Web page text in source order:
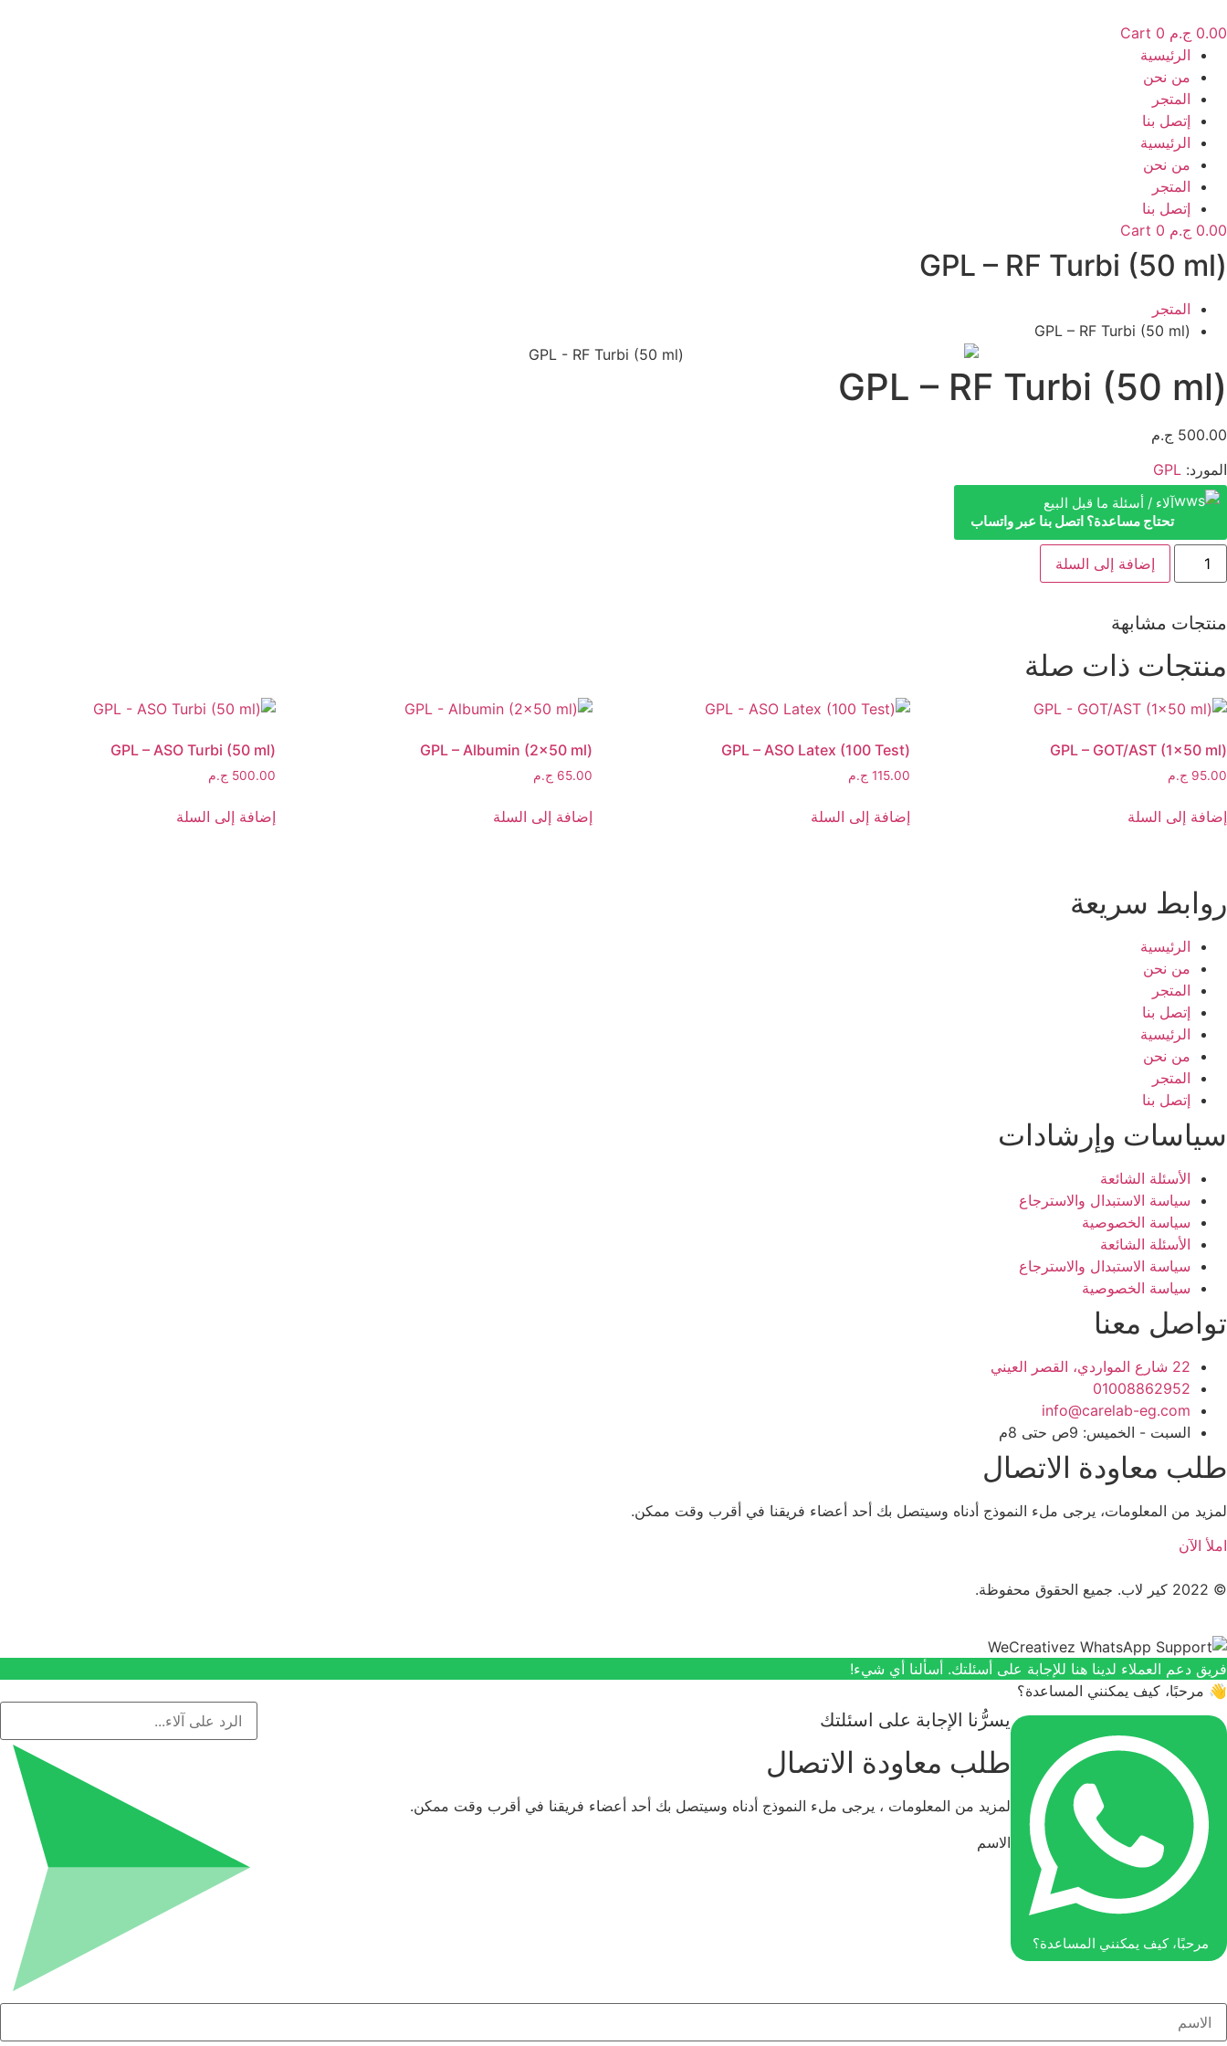
to
content
0.00 ج.م 0
Cart
الرئيسية
من نحن
المتجر
إتصل بنا
الرئيسية
من نحن
المتجر
إتصل بنا
0.00 ج.م 0
Cart
GPL – RF Turbi (50 ml)
المتجر
GPL – RF Turbi (50 ml)
GPL – RF Turbi (50 ml)
500.00 ج.م
المورد: GPL
آلاء / أسئلة ما قبل البيع
تحتاج مساعدة؟ اتصل بنا عبر واتساب
كمية
GPL
-
(50
إضافة إلى السلة
منتجات مشابهة
منتجات ذات صلة
GPL – GOT/AST (1×50 ml)
95.00 ج.م
إضافة إلى السلة
GPL – ASO Latex (100 Test)
115.00 ج.م
إضافة إلى السلة
GPL – Albumin (2×50 ml)
65.00 ج.م
إضافة إلى السلة
GPL – ASO Turbi (50 ml)
500.00 ج.م
إضافة إلى السلة
روابط سريعة
الرئيسية
من نحن
المتجر
إتصل بنا
الرئيسية
من نحن
المتجر
إتصل بنا
سياسات وإرشادات
الأسئلة الشائعة
سياسة الاستبدال والاسترجاع
سياسة الخصوصية
الأسئلة الشائعة
سياسة الاستبدال والاسترجاع
سياسة الخصوصية
تواصل معنا
22 شارع المواردي، القصر العيني
01008862952
info@carelab-eg.com
السبت - الخميس: 9ص حتى 8م
طلب معاودة الاتصال
لمزيد من المعلومات، يرجى ملء النموذج أدناه وسيتصل بك أحد أعضاء فريقنا في أقرب وقت ممكن.
املأ الآن
© 2022 كير لاب. جميع الحقوق محفوظة.
فريق دعم العملاء لدينا هنا للإجابة على أسئلتك. أسألنا أي شيء!
👋 مرحبًا، كيف يمكنني المساعدة؟
مرحبًا، كيف يمكنني المساعدة؟
يسرُّنا الإجابة على اسئلتك
طلب معاودة الاتصال
لمزيد من المعلومات ، يرجى ملء النموذج أدناه وسيتصل بك أحد أعضاء فريقنا في أقرب وقت ممكن.
الاسم